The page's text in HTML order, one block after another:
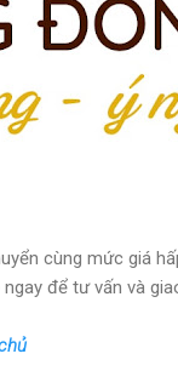
cùng mức giá
để tư vấn và